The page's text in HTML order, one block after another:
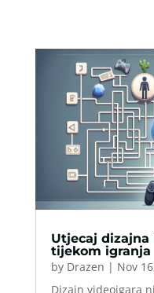
Utjecaj dizajna
tijekom igranja
by Drazen | Nov
Dizajn videoigara